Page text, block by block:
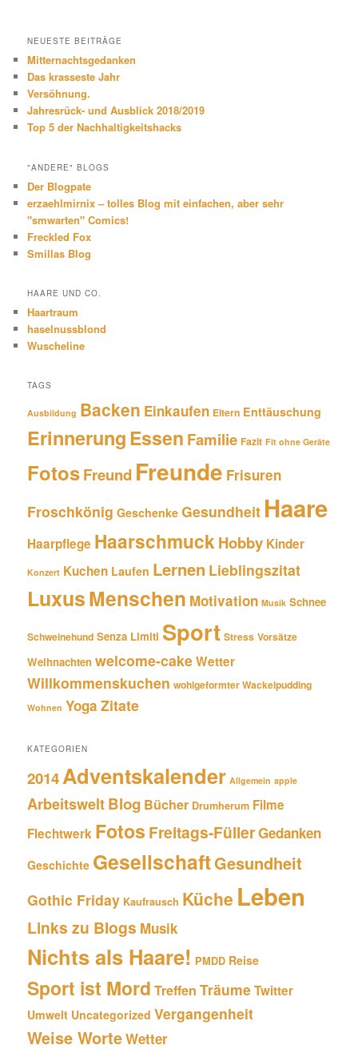
NEUESTE BEITRÄGE
Mitternachtsgedanken
Das krasseste Jahr
Versöhnung.
Jahresrück- und Ausblick 2018/2019
Top 5 der Nachhaltigkeitshacks
"ANDERE" BLOGS
Der Blogpate
erzaehlmirnix – tolles Blog mit einfachen, aber sehr
"smwarten" Comics!
Freckled Fox
Smillas Blog
HAARE UND CO.
Haartraum
haselnussblond
Wuscheline
TAGS
Ausbildung Backen Einkaufen Eltern Enttäuschung
ErinnerungEssen Familie Fazit Fit ohne Geräte
FotosFreund Freunde Frisuren
Froschkönig Geschenke Gesundheit Haare
Haarpflege HaarschmuckHobby Kinder
Konzert Kuchen Laufen Lernen Lieblingszitat
LuxusMenschen Motivation Musik Schnee
Schweinehund Senza Limiti Sport Stress Vorsätze
Weihnachten welcome-cakeWetter
Willkommenskuchen wohlgeformter Wackelpudding
Wohnen Yoga Zitate
KATEGORIEN
2014Adventskalender Allgemein apple
ArbeitsweltBlog Bücher Drumherum Filme
Flechtwerk Fotos Freitags-FüllerGedanken
Geschichte GesellschaftGesundheit
Gothic Friday Kaufrausch Küche Leben
Links zu Blogs Musik
Nichts als Haare! PMDD Reise
Sport ist Mord Treffen TräumeTwitter
Umwelt Uncategorized Vergangenheit
Weise WorteWetter